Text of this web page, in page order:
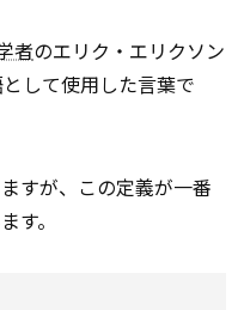
者のエリク・エリクソン
して使用した言葉で
すが、この定義が一番
す。